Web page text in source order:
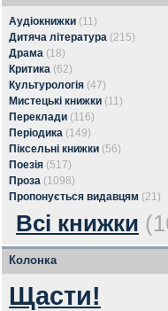
Аудіокнижки (11)
Дитяча література (215)
Драма (18)
Критика (62)
Культурологія (47)
Мистецькі книжки (11)
Переклади (116)
Періодика (149)
Піксельні книжки (56)
Поезія (517)
Проза (1098)
Пропонується видавцям (21)
Всі книжки
Колонка
Щасти!